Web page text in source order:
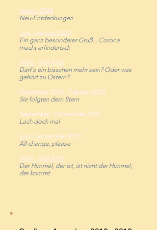
Herbst 2020
Neu-Entdeckungen
Juni - August 2020
Ein ganz besonderer Gruß... Corona
macht erfinderisch
März - Mai 2020
Darf's ein bisschen mehr sein? Oder was
gehört zu Ostern?
Dezember 2019 - Februar 2020
Sie folgten dem Stern
September - November 2019
Lach doch mal
Juni - September 2019
All change, please
März - Mai 2019
Der Himmel, der ist, ist nicht der Himmel,
der kommt